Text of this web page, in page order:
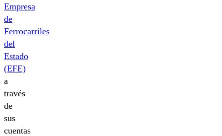
Empresa
de
Ferrocarriles
del
Estado
(EFE)
a
través
de
sus
cuentas